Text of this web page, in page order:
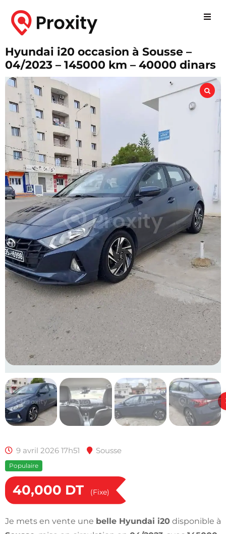
Hyundai i20 occasion à Sousse –
04/2023 – 145000 km – 40000 dinars
9 avril 2026 17h51 Sousse
Populaire
40,000 DT (Fixe)
Je mets en vente une belle Hyundai i20 disponible à